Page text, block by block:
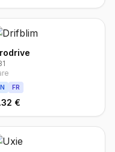
FR
€